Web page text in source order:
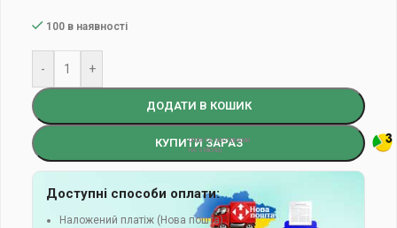
100 в наявності
- +
ДОДАТИ В КОШИК
КУПИТИ ЗАРАЗ
Доступні способи оплати:
Наложений платіж (Нова пошта)